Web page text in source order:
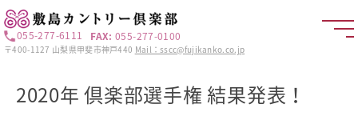
055-277-6111 FAX: 055-277-0100
〒400-1127 山梨県甲斐市神戸440 Mail：sscc@fujikanko.co.jp
2020年 倶楽部選手権 結果発表！